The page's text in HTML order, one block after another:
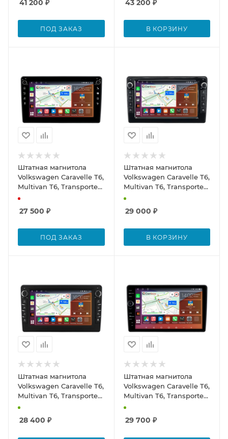
DSP, QLed) Audi Style
41 200 ₽
ПОД ЗАКАЗ
DSP, QLed) BMW Style
43 200 ₽
В КОРЗИНУ
Штатная магнитола
Volkswagen Caravelle T6,
Multivan T6, Transporter
T6 (2015-2020) Canbox H-
Line 7806-10-2274 на
Android 10 (4G-SIM, 4/32,
крутилками
27 500 ₽
ПОД ЗАКАЗ
Штатная магнитола
Volkswagen Caravelle T6,
Multivan T6, Transporter
T6 (2015-2020) Canbox H-
Line 7826-10-2274 на
Android 10 (4G-SIM, 4/32,
крутилками
29 000 ₽
В КОРЗИНУ
Штатная магнитола
Volkswagen Caravelle T6,
Multivan T6, Transporter
T6 (2015-2020) Canbox H-
Android 10 (4G-SIM, 4/32,
28 400 ₽
Штатная магнитола
Volkswagen Caravelle T6,
Multivan T6, Transporter
T6 (2015-2020) Canbox H-
Android 10 (4G-SIM, 4/32,
29 700 ₽